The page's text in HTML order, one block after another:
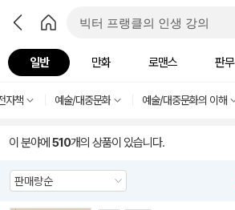
일반 만화 로맨스 판무
자책 예술/대중문화 예술/대중문화의 이해
이 분야에 510개의 상품이 있습니다.